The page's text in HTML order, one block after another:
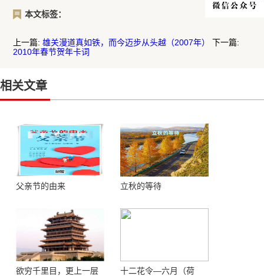
本文标签：
上一篇:雄关漫道真如铁，而今迈步从头越（2007年）
下一篇:
2010年春节贺年卡词
相关文章
父亲节的由来 立秋的等待
欲穷千里目，更上一层
十二花令—六月（荷